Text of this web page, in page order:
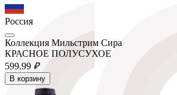
Россия
Коллекция Мильстрим Сира
КРАСНОЕ ПОЛУСУХОЕ
599.99 ₽
В корзину